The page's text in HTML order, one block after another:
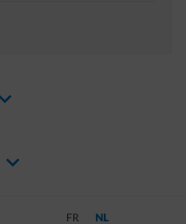
pagina Schakel over naar Frans
FR Schakel over naar
NL